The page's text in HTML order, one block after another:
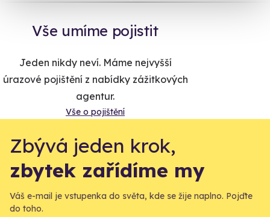
Vše umíme pojistit
Jeden nikdy neví. Máme nejvyšší
úrazové pojištění z nabídky zážitkových
agentur.
Vše o pojištění
Zbývá jeden krok,
zbytek zařídíme my
Váš e-mail je vstupenka do světa, kde se žije naplno. Pojďte
do toho.